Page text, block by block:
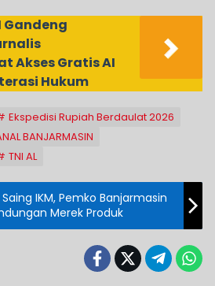
Gandeng
Akses Gratis AI
Hukum
Ekspedisi Rupiah Berdaulat 2026
BANJARMASIN
TNI AL
IKM, Pemko Banjarmasin
Merek Produk